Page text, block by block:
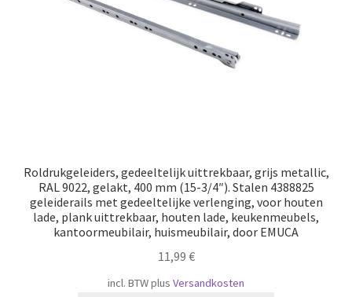
Roldrukgeleiders, gedeeltelijk uittrekbaar, grijs metallic,
RAL 9022, gelakt, 400 mm (15-3/4″). Stalen 4388825
geleiderails met gedeeltelijke verlenging, voor houten
lade, plank uittrekbaar, houten lade, keukenmeubels,
kantoormeubilair, huismeubilair, door EMUCA
11,99 €
incl. BTWplus Versandkosten